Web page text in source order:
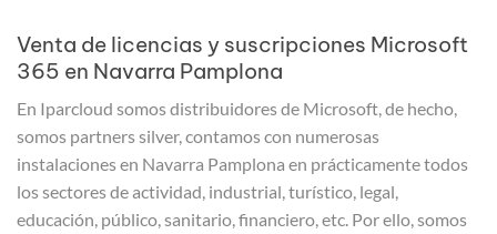
Venta de licencias y suscripciones Microsoft
365 en Navarra Pamplona
En Iparcloud somos distribuidores de Microsoft, de hecho,
somos partners silver, contamos con numerosas
instalaciones en Navarra Pamplona en prácticamente todos
los sectores de actividad, industrial, turístico, legal,
educación, público, sanitario, financiero, etc. Por ello, somos